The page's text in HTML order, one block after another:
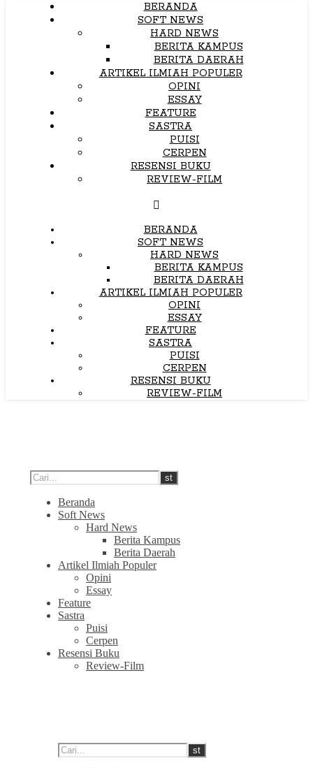
BERANDA
SOFT NEWS
HARD NEWS
BERITA KAMPUS
BERITA DAERAH
ARTIKEL ILMIAH POPULER
OPINI
ESSAY
FEATURE
SASTRA
PUISI
CERPEN
RESENSI BUKU
REVIEW-FILM
BERANDA
SOFT NEWS
HARD NEWS
BERITA KAMPUS
BERITA DAERAH
ARTIKEL ILMIAH POPULER
OPINI
ESSAY
FEATURE
SASTRA
PUISI
CERPEN
RESENSI BUKU
REVIEW-FILM
Beranda
Soft News
Hard News
Berita Kampus
Berita Daerah
Artikel Ilmiah Populer
Opini
Essay
Feature
Sastra
Puisi
Cerpen
Resensi Buku
Review-Film